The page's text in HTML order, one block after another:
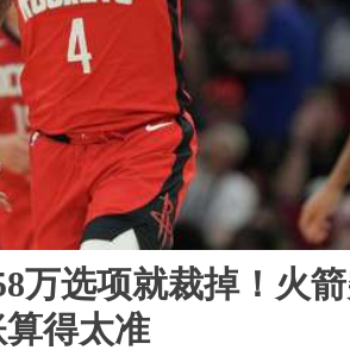
万选项就裁掉！火
得太准